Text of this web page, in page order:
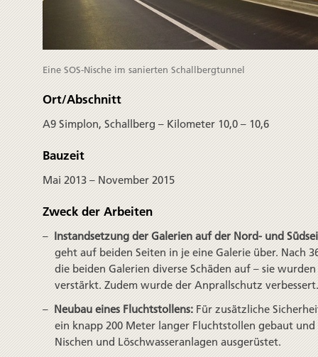
Eine SOS-Nische im sanierten Schallbergtunnel
Ort/Abschnitt
A9 Simplon, Schallberg – Kilometer 10,0 – 10,6
Bauzeit
Mai 2013 – November 2015
Zweck der Arbeiten
Instandsetzung der Galerien auf der Nord- und
geht auf beiden Seiten in je eine Galerie über. Nach
die beiden Galerien diverse Schäden auf – sie
verstärkt. Zudem wurde der Anprall­schutz
Neubau eines Fluchtstollens: Für zusätzliche
ein knapp 200 Meter langer Flucht­stollen gebaut und
Nischen und Löschwasser­anlagen ausgerüstet.